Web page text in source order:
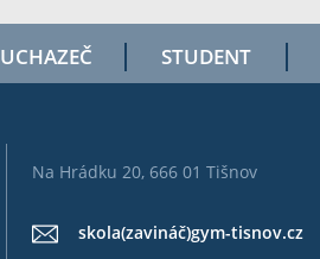
UCHAZEČ STUDENT
Na Hrádku 20, 666 01 Tišnov
skola(zavináč)gym-tisnov.cz